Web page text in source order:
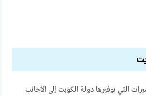
التي توفيرها دولة الكويت إلى الأجانب